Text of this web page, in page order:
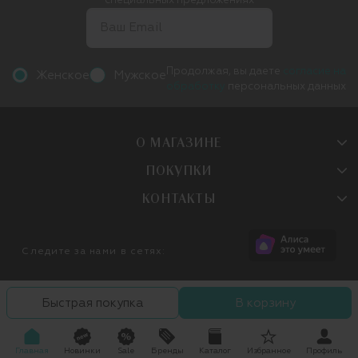
О МАГАЗИНЕ
ПОКУПКИ
КОНТАКТЫ
Следите за нами в сетях:
Быстрая покупка В корзину
Главная Новинки Sale Бренды Каталог Избранное Профиль